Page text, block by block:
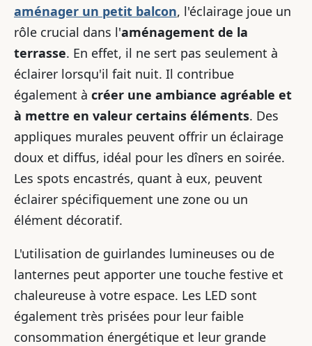
aménager un petit balcon, l'éclairage joue un
rôle crucial dans l'aménagement de la
terrasse. En effet, il ne sert pas seulement à
éclairer lorsqu'il fait nuit. Il contribue
également à créer une ambiance agréable et
à mettre en valeur certains éléments. Des
appliques murales peuvent offrir un éclairage
doux et diffus, idéal pour les dîners en soirée.
Les spots encastrés, quant à eux, peuvent
éclairer spécifiquement une zone ou un
élément décoratif.
L'utilisation de guirlandes lumineuses ou de
lanternes peut apporter une touche festive et
chaleureuse à votre espace. Les LED sont
également très prisées pour leur faible
consommation énergétique et leur grande